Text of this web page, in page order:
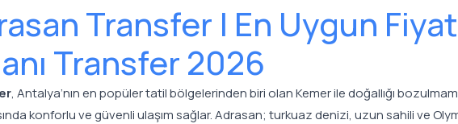
Transfer | En Uygun
Transfer 2026
, Antalya’nın en popüler tatil bölgelerinden biri olan Kemer ile doğallığı
konforlu ve güvenli ulaşım sağlar. Adrasan; turkuaz denizi, uzun sahili ve